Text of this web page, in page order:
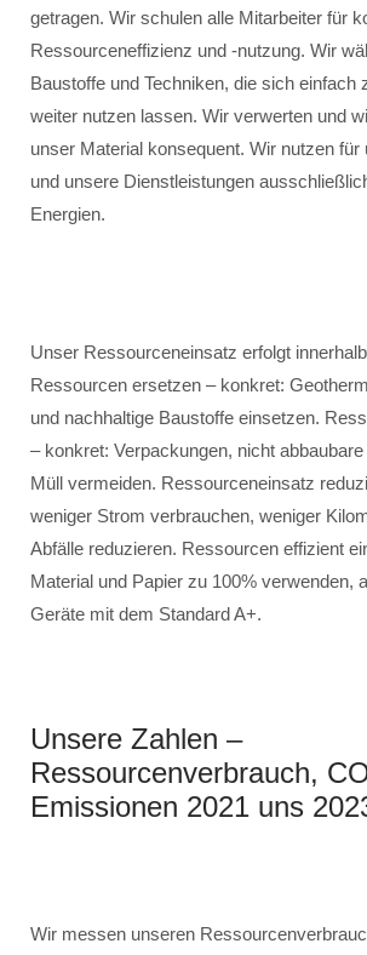
getragen. Wir schulen alle Mitarbeiter für
Ressourceneffizienz und -nutzung. Wir
Baustoffe und Techniken, die sich einfach
weiter nutzen lassen. Wir verwerten und
unser Material konsequent. Wir nutzen für
und unsere Dienstleistungen
Energien.
Unser Ressourceneinsatz erfolgt
Ressourcen ersetzen – konkret:
und nachhaltige Baustoffe einsetzen.
– konkret: Verpackungen, nicht
Müll vermeiden. Ressourceneinsatz
weniger Strom verbrauchen, weniger
Abfälle reduzieren. Ressourcen effizient
Material und Papier zu 100% verwenden,
Geräte mit dem Standard A+.
Unsere Zahlen –
Ressourcenverbrauch,
Emissionen 2021 uns
Wir messen unseren